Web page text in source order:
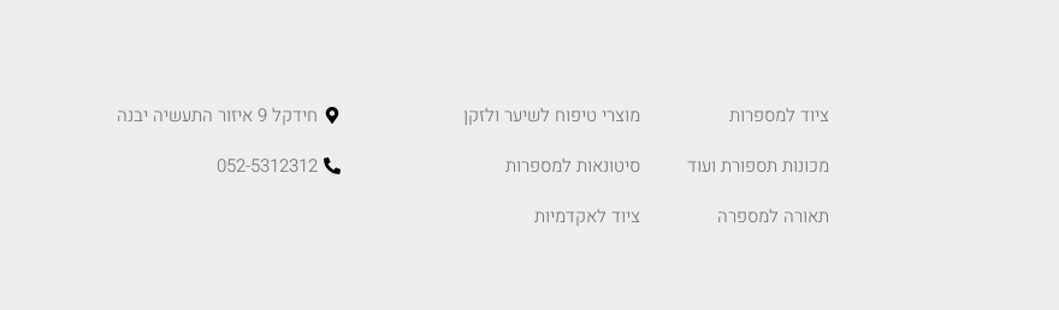
ציוד למספרות
מכונות תספורת ועוד
תאורה למספרה
מוצרי טיפוח לשיער ולזקן
סיטונאות למספרות
ציוד לאקדמיות
חידקל 9 איזור התעשיה יבנה
052-5312312